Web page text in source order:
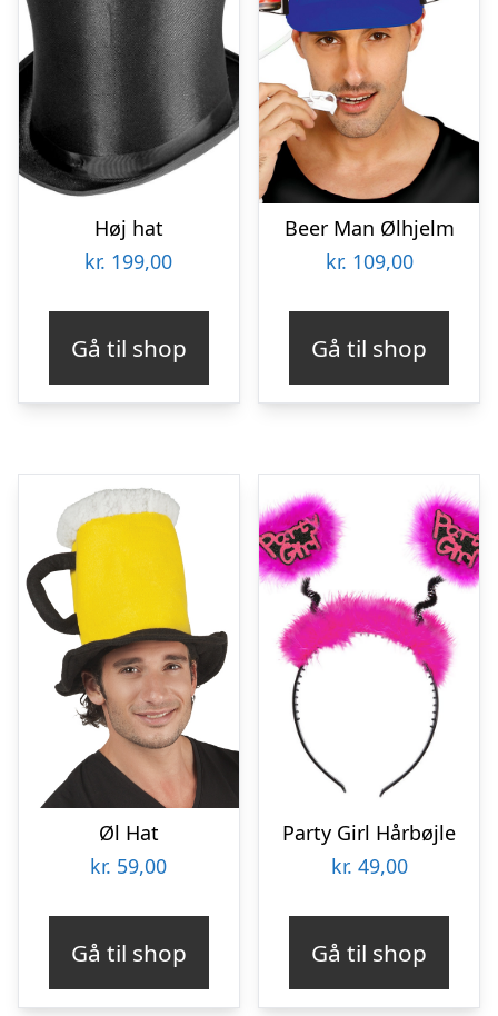
Høj hat
kr. 199,00
Gå til shop
Beer Man Ølhjelm
kr. 109,00
Gå til shop
Øl Hat
kr. 59,00
Gå til shop
Party Girl Hårbøjle
kr. 49,00
Gå til shop